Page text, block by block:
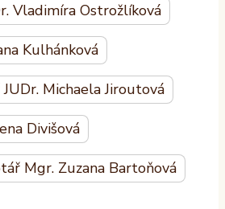
Vladimíra Ostrožlíková
Kulhánková
Michaela Jiroutová
Divišová
Mgr. Zuzana Bartoňová